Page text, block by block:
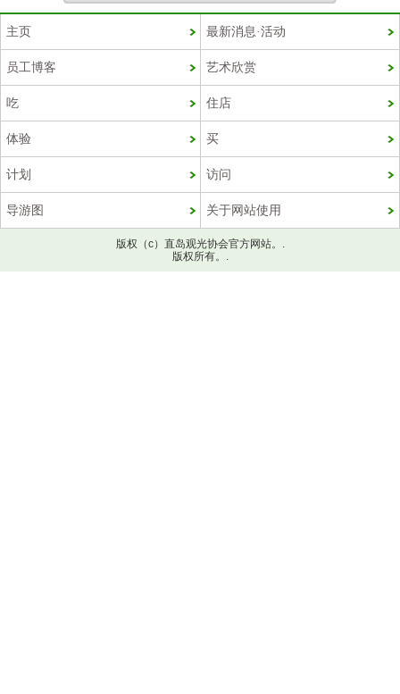
主页 最新消息·活动
员工博客 艺术欣赏
吃 住店
体验 买
计划 访问
导游图 关于网站使用
版权（c）直岛观光协会官方网站。.
版权所有。.